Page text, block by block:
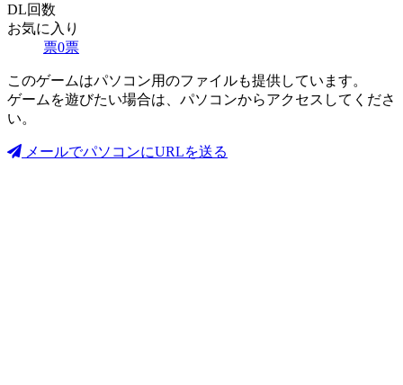
DL回数
お気に入り
票0票
このゲームはパソコン用のファイルも提供しています。
ゲームを遊びたい場合は、パソコンからアクセスしてくださ
い。
メールでパソコンにURLを送る